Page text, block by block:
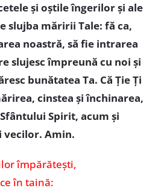
şi oştile îngerilor şi ale
slujba măririi Tale: fă ca,
noastră, să fie intrarea
slujesc împreună cu noi şi
bunătatea Ta. Că Ţie Ţi
cinstea şi închinarea,
Spirit, acum şi
vecilor. Amin.
împărătești,
în taină: